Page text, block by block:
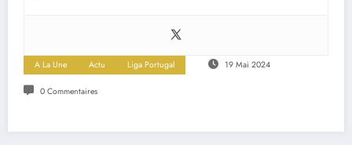
A La Une Actu Liga Portugal 19 Mai 2024
0 Commentaires